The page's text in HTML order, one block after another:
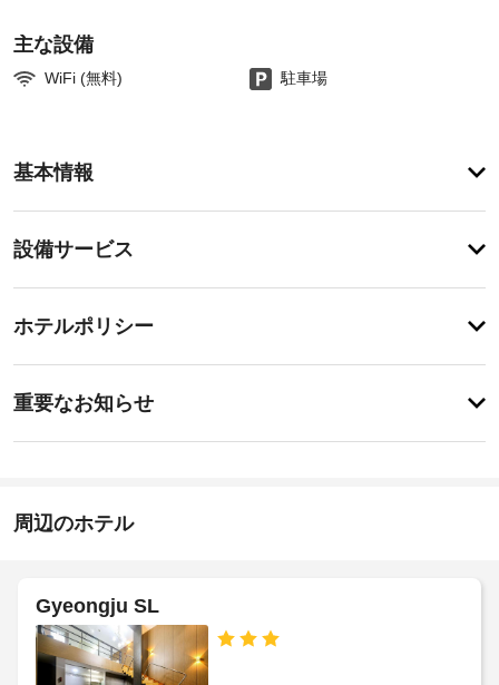
主な設備
WiFi (無料) 駐車場
基本情報
録
が
ま
ん
設備サービス
設
ー
全
Fi
無
料
ホテルポリシー
ェ
ッ
ク
イ
ン
ェ
重要なお知らせ
に
あ
周辺のホテル
Gyeongju SL